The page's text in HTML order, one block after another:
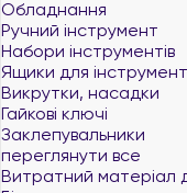
Обладнання
Ручний інструмент
Набори інструментів
Ящики для
Викрутки, насадки
Гайкові ключі
Заклепувальники
переглянути все
Витратний матеріал